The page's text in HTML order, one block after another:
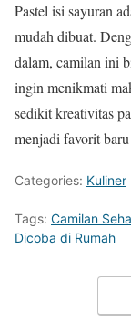
Pastel isi sayuran
mudah dibuat.
dalam, camilan ini
ingin menikmati
sedikit kreativitas
menjadi favorit
Categories: Kuliner
Tags: Camilan
Dicoba di Rumah